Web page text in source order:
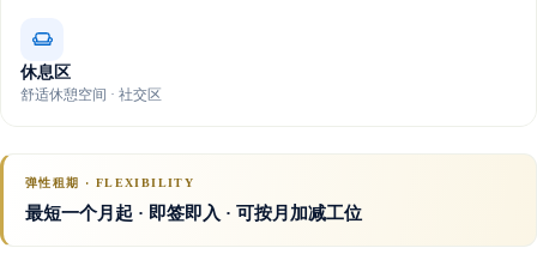
休息区
舒适休憩空间 · 社交区
弹性租期 · FLEXIBILITY
最短一个月起 · 即签即入 · 可按月加减工位